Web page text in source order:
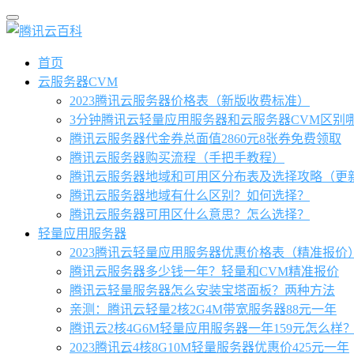
首页
云服务器CVM
2023腾讯云服务器价格表（新版收费标准）
3分钟腾讯云轻量应用服务器和云服务器CVM区别
腾讯云服务器代金券总面值2860元8张券免费领取
腾讯云服务器购买流程（手把手教程）
腾讯云服务器地域和可用区分布表及选择攻略（更
腾讯云服务器地域有什么区别？如何选择？
腾讯云服务器可用区什么意思？怎么选择？
轻量应用服务器
2023腾讯云轻量应用服务器优惠价格表（精准报价）
腾讯云服务器多少钱一年？轻量和CVM精准报价
腾讯云轻量服务器怎么安装宝塔面板？两种方法
亲测：腾讯云轻量2核2G4M带宽服务器88元一年
腾讯云2核4G6M轻量应用服务器一年159元怎么样？
2023腾讯云4核8G10M轻量服务器优惠价425元一年